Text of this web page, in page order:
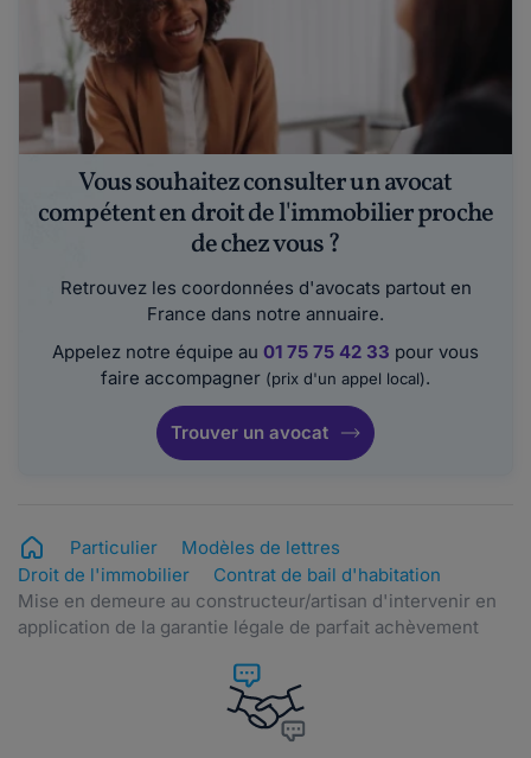
Vous souhaitez consulter un avocat
compétent en droit de l'immobilier proche
de chez vous ?
Retrouvez les coordonnées d'avocats partout en
France dans notre annuaire.
Appelez notre équipe au 01 75 75 42 33 pour vous
faire accompagner (prix d'un appel local).
Trouver un avocat
Particulier
Modèles de lettres
Droit de l'immobilier
Contrat de bail d'habitation
Mise en demeure au constructeur/artisan d'intervenir en
application de la garantie légale de parfait achèvement